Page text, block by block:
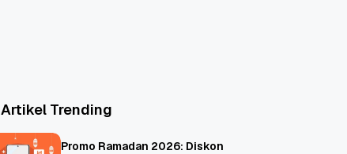
Artikel Trending
Promo Ramadan 2026: Diskon